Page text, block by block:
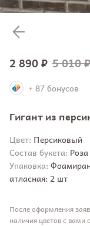
Гигант из
Цвет: Персиковый
Состав букета:
Упаковка:
атласная: 2 шт
После оформления
наличия цветов с вами
2 890 ₽ 5 010 ₽
+ 87 бонусов